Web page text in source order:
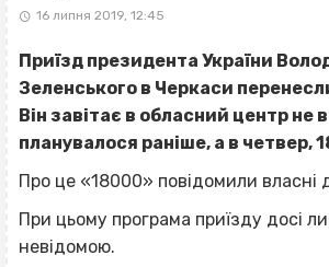
16 липня 2019, 12:45
Приїзд президента України
Зеленського в Черкаси
Він завітає в обласний центр не
планувалося раніше, а в четвер,
Про це «18000» повідомили власні
При цьому програма приїзду досі
невідомою.